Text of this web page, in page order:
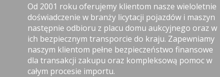
Od 2001 roku oferujemy klientom nasze wieloletnie
doświadczenie w branży licytacji pojazdów i maszyn
następnie odbioru z placu domu aukcyjnego oraz w
ich bezpiecznym transporcie do kraju. Zapewniamy
naszym klientom pełne bezpieczeństwo finansowe
dla transakcji zakupu oraz kompleksową pomoc w
całym procesie importu.